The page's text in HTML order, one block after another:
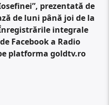
prezentată de
de luni până joi de la
integrale
Facebook a Radio
platforma goldtv.ro